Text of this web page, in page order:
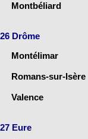
Montbéliard
26 Drôme
Montélimar
Romans-sur-Isère
Valence
27 Eure